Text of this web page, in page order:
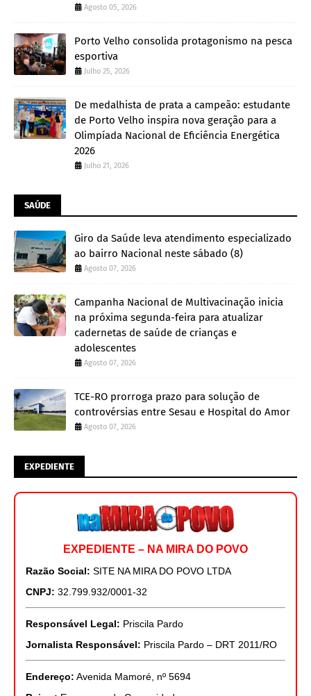
Agosto 05, 2026
Porto Velho consolida protagonismo na pesca
esportiva
Julho 25, 2026
De medalhista de prata a campeão: estudante
de Porto Velho inspira nova geração para a
Olimpíada Nacional de Eficiência Energética
2026
Julho 21, 2026
SAÚDE
Giro da Saúde leva atendimento especializado
ao bairro Nacional neste sábado (8)
Agosto 07, 2026
Campanha Nacional de Multivacinação inicia
na próxima segunda-feira para atualizar
cadernetas de saúde de crianças e
adolescentes
Agosto 07, 2026
TCE-RO prorroga prazo para solução de
controvérsias entre Sesau e Hospital do Amor
Agosto 07, 2026
EXPEDIENTE
EXPEDIENTE – NA MIRA DO POVO
Razão Social: SITE NA MIRA DO POVO LTDA
CNPJ: 32.799.932/0001-32
Responsável Legal: Priscila Pardo
Jornalista Responsável: Priscila Pardo – DRT 2011/RO
Endereço: Avenida Mamoré, nº 5694